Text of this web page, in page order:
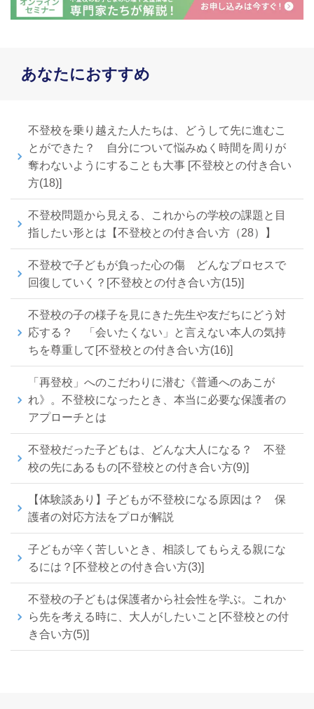
あなたにおすすめ
不登校を乗り越えた人たちは、どうして先に進むこ
とができた？ 自分について悩みぬく時間を周りが
奪わないようにすることも大事 [不登校との付き合い
方(18)]
不登校問題から見える、これからの学校の課題と目
指したい形とは【不登校との付き合い方（28）】
不登校で子どもが負った心の傷 どんなプロセスで
回復していく？[不登校との付き合い方(15)]
不登校の子の様子を見にきた先生や友だちにどう対
応する？ 「会いたくない」と言えない本人の気持
ちを尊重して[不登校との付き合い方(16)]
「再登校」へのこだわりに潜む《普通へのあこが
れ》。不登校になったとき、本当に必要な保護者の
アプローチとは
不登校だった子どもは、どんな大人になる？ 不登
校の先にあるもの[不登校との付き合い方(9)]
【体験談あり】子どもが不登校になる原因は？ 保
護者の対応方法をプロが解説
子どもが辛く苦しいとき、相談してもらえる親にな
るには？[不登校との付き合い方(3)]
不登校の子どもは保護者から社会性を学ぶ。これか
ら先を考える時に、大人がしたいこと[不登校との付
き合い方(5)]